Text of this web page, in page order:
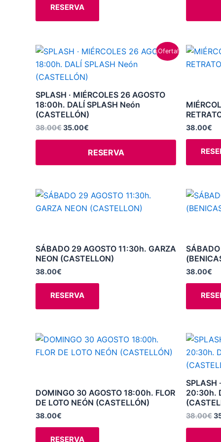
RESERVA
elegir
la
página
¡Oferta!
SPLASH · MIÉRCOLES 26 AGOSTO
18:00h. DALÍ SPLASH Neón
(CASTELLÓN)
38.00€
El
precio
original
era:
35.00€
El
precio
actual
RESERVA
38.00€
SÁBADO 29 AGOSTO 11:30h. GARZA
NEON (CASTELLON)
38.00€
RESERVA
Este
producto
variantes.
Las
se
elegir
la
página
38.00€
DOMINGO 30 AGOSTO 18:00h. FLOR
DE LOTO NEÓN (CASTELLÓN)
38.00€
RESERVA
Este
producto
variantes.
Las
se
SPLASH
20:30h.
38.00€
El